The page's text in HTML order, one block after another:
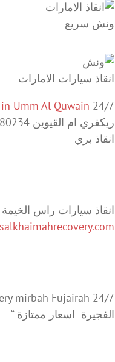
ونش سريع
انقاذ سيارات الامارات
24/7 Recovery
Umm Al Quwain
انقاذ بري
انقاذ سيارات راس الخيمة
الفجيرة اسعار ممتازة “